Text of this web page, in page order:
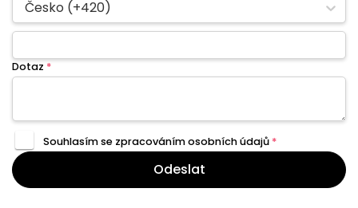
Česko (+420)
Dotaz *
Souhlasím se zpracovánímosobních údajů *
Odeslat